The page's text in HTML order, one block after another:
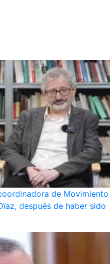
de Movimiento
después de haber sido